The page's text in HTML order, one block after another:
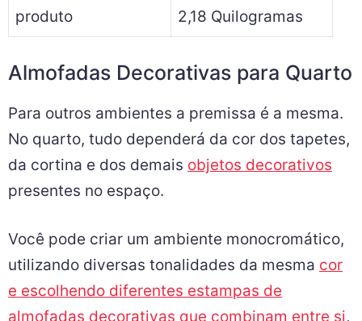
produto
2,18 Quilogramas
Almofadas Decorativas para Quarto
Para outros ambientes a premissa é a mesma.
No quarto, tudo dependerá da cor dos tapetes,
da cortina e dos demais objetos decorativos
presentes no espaço.
Você pode criar um ambiente monocromático,
utilizando diversas tonalidades da mesma cor
e escolhendo diferentes estampas de
almofadas decorativas que combinam entre si,